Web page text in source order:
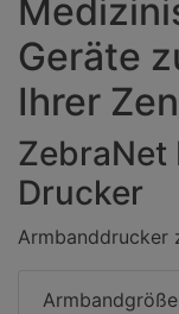
Geräte
Ihrer
ZebraNet
Drucker
Armbanddrucker